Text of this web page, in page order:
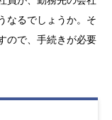
なるでしょうか。そ
ので、手続きが必要